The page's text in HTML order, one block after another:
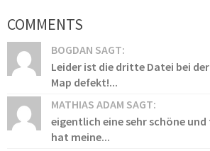
COMMENTS
BOGDAN SAGT:
Leider ist die dritte Datei bei
Map defekt!...
MATHIAS ADAM SAGT:
eigentlich eine sehr schöne
hat meine...